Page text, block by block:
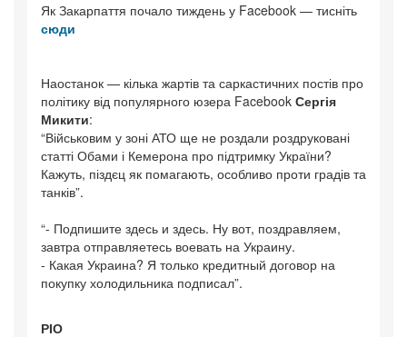
Як Закарпаття почало тиждень у Facebook — тисніть
сюди
Наостанок — кілька жартів та саркастичних постів про
політику від популярного юзера Facebook Сергія
Микити:
“Військовим у зоні АТО ще не роздали роздруковані
статті Обами і Кемерона про підтримку України?
Кажуть, піздєц як помагають, особливо проти градів та
танків”.
“- Подпишите здесь и здесь. Ну вот, поздравляем,
завтра отправляетесь воевать на Украину.
- Какая Украина? Я только кредитный договор на
покупку холодильника подписал”.
РІО